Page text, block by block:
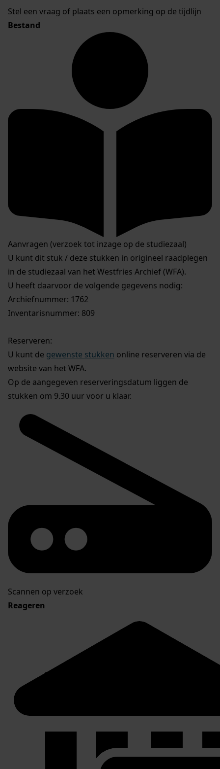
Stel een vraag of plaats een opmerking op de tijdlijn
Bestand
Aanvragen (verzoek tot inzage op de studiezaal)
U kunt dit stuk / deze stukken in origineel raadplegen
in de studiezaal van het Westfries Archief (WFA).
U heeft daarvoor de volgende gegevens nodig:
Archiefnummer: 1762
Inventarisnummer: 809
Reserveren:
U kunt de gewenste stukken online reserveren via de
website van het WFA.
Op de aangegeven reserveringsdatum liggen de
stukken om 9.30 uur voor u klaar.
Scannen op verzoek
Reageren